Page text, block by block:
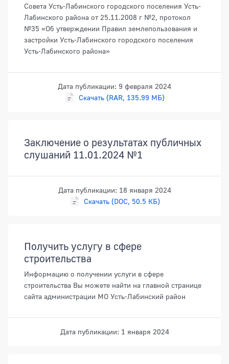
Совета Усть-Лабинского городского поселения Усть-
Лабинского района от 25.11.2008 г №2, протокол
№35 «Об утверждении Правил землепользования и
застройки Усть-Лабинского городского поселения
Усть-Лабинского района»
Дата публикации: 9 февраля 2024
Скачать (RAR, 135.99 МБ)
Заключение о результатах публичных
слушаний 11.01.2024 №1
Дата публикации: 18 января 2024
Скачать (DOC, 50.5 КБ)
Получить услугу в сфере
строительства
Информацию о получении услуги в сфере
строительства Вы можете найти на главной странице
сайта администрации МО Усть-Лабинский район
Дата публикации: 1 января 2024